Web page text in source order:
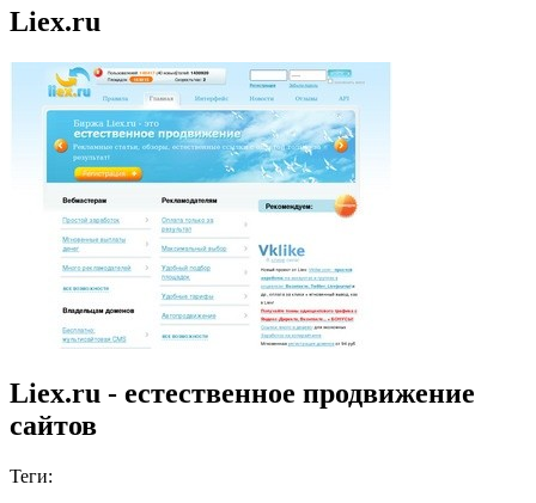
Liex.ru
Lіex.ru - естественное продвижение
сайтов
Теги: